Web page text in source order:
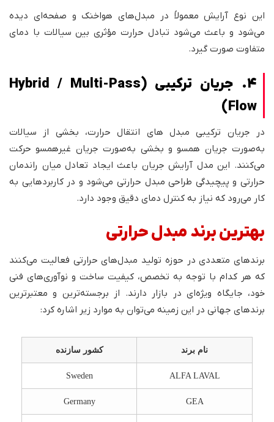
این نوع آرایش معمولاً در مبدل‌های هواخنک و صفحه‌ای دیده
می‌شود و باعث می‌شود تبادل حرارت مؤثری بین سیالات با دمای
متفاوت صورت گیرد.
4. جریان ترکیبی (Hybrid / Multi-Pass
Flow)
در جریان ترکیبی مبدل های انتقال حرارت، بخشی از سیالات
به‌صورت جریان همسو و بخشی به‌صورت جریان غیرهمسو حرکت
می‌کنند. این مدل آرایش جریان باعث ایجاد تعادل میان راندمان
حرارتی و پیچیدگی طراحی مبدل حرارتی می‌شود و در کاربردهایی به
کار می‌رود که نیاز به کنترل دمای دقیق وجود دارد.
بهترین برند مبدل حرارتی
برندهای متعددی در حوزه تولید مبدل‌های حرارتی فعالیت می‌کنند
که هر کدام با توجه به تخصص، کیفیت ساخت و نوآوری‌های فنی
خود، جایگاه ویژه‌ای در بازار دارند. از برجسته‌ترین و معتبرترین
برندهای جهانی در این زمینه می‌توان به موارد زیر اشاره کرد:
نام برند کشور سازنده
ALFA LAVAL
Sweden
GEA
Germany